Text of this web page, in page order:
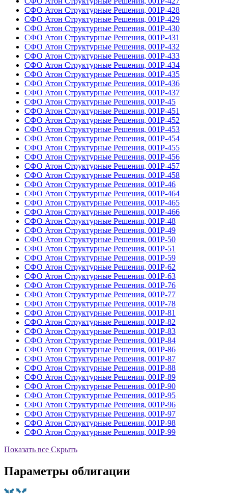
СФО Атон Структурные Решения, 001Р-428
СФО Атон Структурные Решения, 001Р-429
СФО Атон Структурные Решения, 001Р-430
СФО Атон Структурные Решения, 001Р-431
СФО Атон Структурные Решения, 001Р-432
СФО Атон Структурные Решения, 001Р-433
СФО Атон Структурные Решения, 001Р-434
СФО Атон Структурные Решения, 001Р-435
СФО Атон Структурные Решения, 001Р-436
СФО Атон Структурные Решения, 001Р-437
СФО Атон Структурные Решения, 001Р-45
СФО Атон Структурные Решения, 001Р-451
СФО Атон Структурные Решения, 001Р-452
СФО Атон Структурные Решения, 001Р-453
СФО Атон Структурные Решения, 001Р-454
СФО Атон Структурные Решения, 001Р-455
СФО Атон Структурные Решения, 001Р-456
СФО Атон Структурные Решения, 001Р-457
СФО Атон Структурные Решения, 001Р-458
СФО Атон Структурные Решения, 001Р-46
СФО Атон Структурные Решения, 001Р-464
СФО Атон Структурные Решения, 001Р-465
СФО Атон Структурные Решения, 001Р-466
СФО Атон Структурные Решения, 001Р-48
СФО Атон Структурные Решения, 001Р-49
СФО Атон Структурные Решения, 001Р-50
СФО Атон Структурные Решения, 001Р-51
СФО Атон Структурные Решения, 001Р-59
СФО Атон Структурные Решения, 001Р-62
СФО Атон Структурные Решения, 001Р-63
СФО Атон Структурные Решения, 001Р-76
СФО Атон Структурные Решения, 001Р-77
СФО Атон Структурные Решения, 001Р-78
СФО Атон Структурные Решения, 001Р-81
СФО Атон Структурные Решения, 001Р-82
СФО Атон Структурные Решения, 001Р-83
СФО Атон Структурные Решения, 001Р-84
СФО Атон Структурные Решения, 001Р-86
СФО Атон Структурные Решения, 001Р-87
СФО Атон Структурные Решения, 001Р-88
СФО Атон Структурные Решения, 001Р-89
СФО Атон Структурные Решения, 001Р-90
СФО Атон Структурные Решения, 001Р-95
СФО Атон Структурные Решения, 001Р-96
СФО Атон Структурные Решения, 001Р-97
СФО Атон Структурные Решения, 001Р-98
СФО Атон Структурные Решения, 001Р-99
Показать все Скрыть
Параметры облигации